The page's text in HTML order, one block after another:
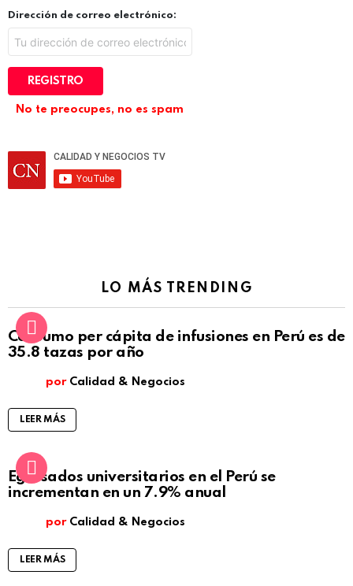
Dirección de correo electrónico:
No te preocupes, no es spam
LO MÁS TRENDING
Consumo per cápita de infusiones en Perú es de
35.8 tazas por año
por Calidad & Negocios
LEER MÁS
Egresados universitarios en el Perú se
incrementan en un 7.9% anual
por Calidad & Negocios
LEER MÁS